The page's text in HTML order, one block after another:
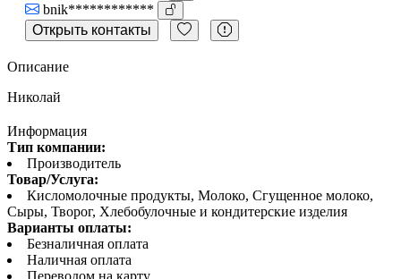
bnik************
Открыть контакты
Описание
Николай
Информация
Тип компании:
Производитель
Товар/Услуга:
Кисломолочные продукты, Молоко, Сгущенное молоко,
Сыры, Творог, Хлебобулочные и кондитерские изделия
Варианты оплаты:
Безналичная оплата
Наличная оплата
Переводом на карту